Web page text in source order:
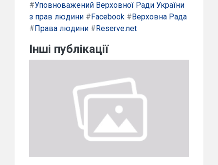
#Уповноважений Верховної Ради України
з прав людини #Facebook #Верховна Рада
#Права людини #Reserve.net
Інші публікації